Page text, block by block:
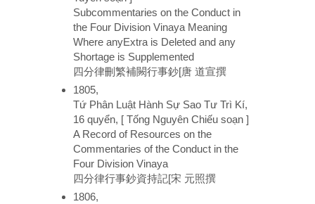
Subcommentaries on the Conduct in
the Four Division Vinaya Meaning
Where anyExtra is Deleted and any
Shortage is Supplemented
四分律刪繁補闕行事鈔[唐 道宣撰
1805,
Tứ Phân Luật Hành Sự Sao Tư Trì Kí,
16 quyển, [ Tống Nguyên Chiếu soạn ]
A Record of Resources on the
Commentaries of the Conduct in the
Four Division Vinaya
四分律行事鈔資持記[宋 元照撰
1806,